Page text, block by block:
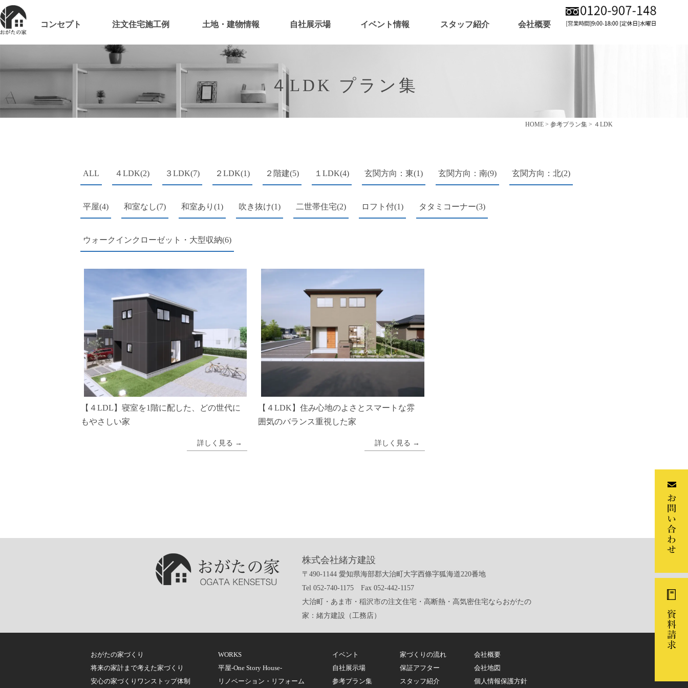
コンセプト 注文住宅施工例 土地・建物情報 自社展示場 イベント情報 スタッフ紹介 会社概要
４LDK プラン集
HOME > 参考プラン集 > ４LDK
ALL ４LDK(2) ３LDK(7) ２LDK(1) ２階建(5) １LDK(4) 玄関方向：東(1) 玄関方向：南(9) 玄関方向：北(2)
平屋(4) 和室なし(7) 和室あり(1) 吹き抜け(1) 二世帯住宅(2) ロフト付(1) タタミコーナー(3)
ウォークインクローゼット・大型収納(6)
【４LDL】寝室を1階に配した、どの世代に
もやさしい家
詳しく見る
【４LDK】住み心地のよさとスマートな雰
囲気のバランス重視した家
詳しく見る
株式会社緒方建設
〒490-1144 愛知県海部郡大治町大字西條字狐海道220番地
Tel 052-740-1175 Fax 052-442-1157
大治町・あま市・稲沢市の注文住宅・高断熱・高気密住宅ならおがたの
家：緒方建設（工務店）
おがたの家づくり
将来の家計まで考えた家づくり
安心の家づくりワンストップ体制
WORKS
平屋-One Story House-
リノベーション・リフォーム
イベント
自社展示場
参考プラン集
家づくりの流れ
保証アフター
スタッフ紹介
会社概要
会社地図
個人情報保護方針